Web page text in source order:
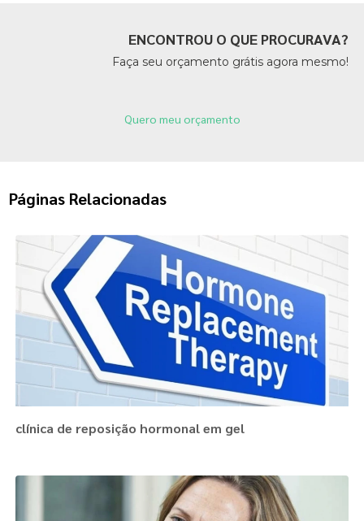
ENCONTROU O QUE PROCURAVA?
Faça seu orçamento grátis agora mesmo!
Quero meu orçamento
Páginas Relacionadas
clínica de reposição hormonal em gel